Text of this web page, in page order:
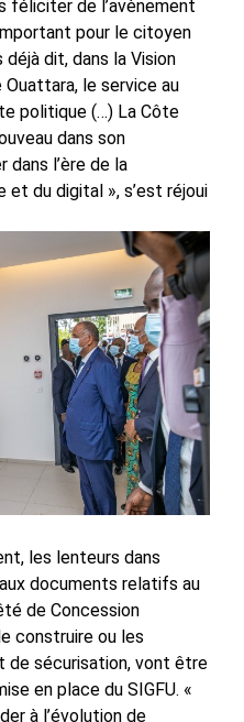
féliciter de l’avènement
pour le citoyen
déjà dit, dans la Vision
le service au
politique (…) La Côte
dans son
l’ère de la
du digital », s’est réjoui
les lenteurs dans
documents relatifs au
de Concession
construire ou les
de sécurisation, vont être
en place du SIGFU. «
à l’évolution de